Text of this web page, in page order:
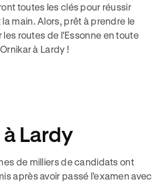
toutes les clés pour réussir
main. Alors, prêt à prendre le
routes de l'Essonne en toute
à Lardy !
Lardy
de milliers de candidats ont
après avoir passé l’examen avec